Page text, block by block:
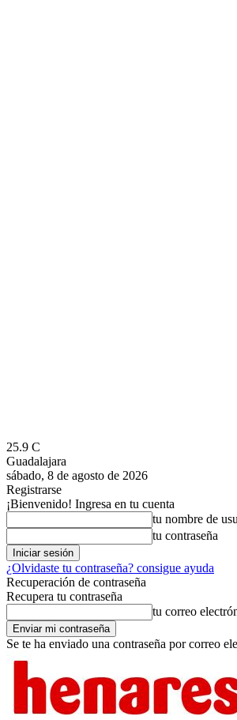
25.9 C
Guadalajara
sábado, 8 de agosto de 2026
Registrarse
¡Bienvenido! Ingresa en tu cuenta
tu nombre de
tu contraseña
¿Olvidaste tu contraseña? consigue ayuda
Recuperación de contraseña
Recupera tu contraseña
tu correo
Se te ha enviado una contraseña por correo